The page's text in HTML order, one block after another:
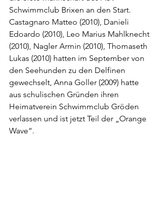
Schwimmclub Brixen an den Start.
Castagnaro Matteo (2010), Danieli
Edoardo (2010), Leo Marius Mahlknecht
(2010), Nagler Armin (2010), Thomaseth
Lukas (2010) hatten im September von
den Seehunden zu den Delfinen
gewechselt, Anna Goller (2009) hatte
aus schulischen Gründen ihren
Heimatverein Schwimmclub Gröden
verlassen und ist jetzt Teil der „Orange
Wave“.